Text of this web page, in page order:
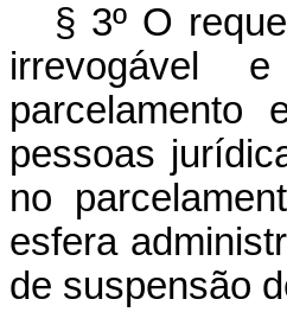
§ 3º O
irrevogável
parcelamento
pessoas
no
esfera
de suspensão